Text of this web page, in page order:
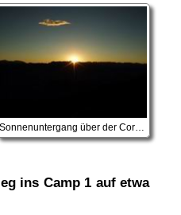
ins Camp 1 auf etwa